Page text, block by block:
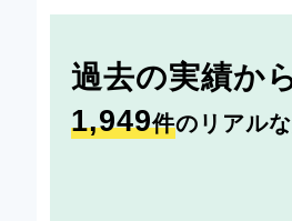
過去の実績か
1,949件のリアル